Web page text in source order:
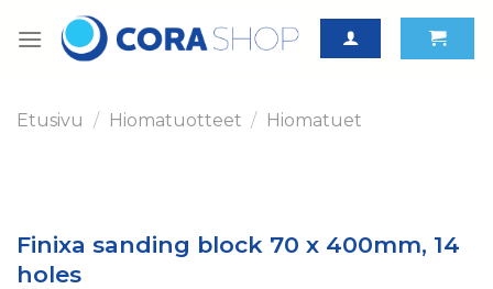
Etusivu / Hiomatuotteet / Hiomatuet
Finixa sanding block 70 x 400mm, 14
holes